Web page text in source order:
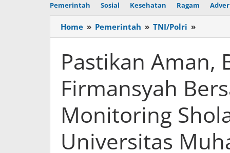
Pemerintah Sosial Kesehatan Ragam
Home » Pemerintah » TNI/Polri »
Aman,
Sertu
Dody
Idul
Adha
Pastikan Aman,
Firmansyah
Monitoring
Universitas